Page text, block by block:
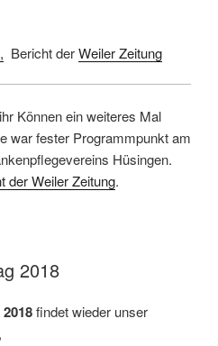
Bericht derWeiler Zeitung
Können ein weiteres Mal
war fester Programmpunkt am
Hüsingen.
der Weiler Zeitung.
2018
findet wieder unser